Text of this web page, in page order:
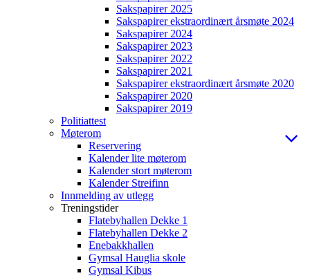
Sakspapirer 2025
Sakspapirer ekstraordinært årsmøte 2024
Sakspapirer 2024
Sakspapirer 2023
Sakspapirer 2022
Sakspapirer 2021
Sakspapirer ekstraordinært årsmøte 2020
Sakspapirer 2020
Sakspapirer 2019
Politiattest
Møterom
Reservering
Kalender lite møterom
Kalender stort møterom
Kalender Streifinn
Innmelding av utlegg
Treningstider
Flatebyhallen Dekke 1
Flatebyhallen Dekke 2
Enebakkhallen
Gymsal Hauglia skole
Gymsal Kibus